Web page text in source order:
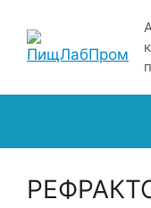
содержимому